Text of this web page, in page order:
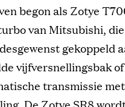
begon als Zotye
van Mitsubishi, die
gekoppeld
vijfversnellingsbak
transmissie met
De Zotye SR8